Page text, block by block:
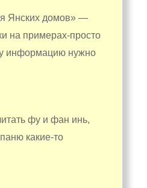
Янских домов» —
на примерах-просто
информацию нужно
фу и фан инь,
какие-то